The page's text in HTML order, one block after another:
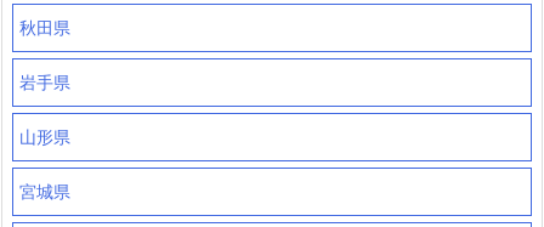
秋田県
岩手県
山形県
宮城県